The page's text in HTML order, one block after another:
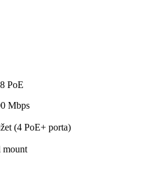
PoE
Mbps
(4 PoE+ porta)
mount